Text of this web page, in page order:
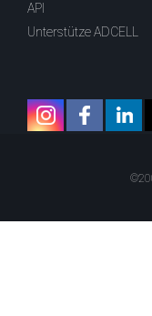
API
Unterstütze ADCELL